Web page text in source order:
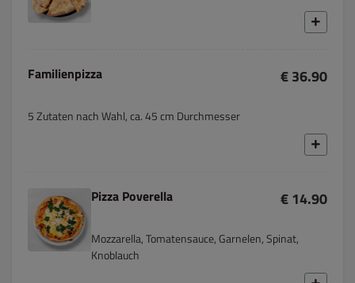
Familienpizza € 36.90
5 Zutaten nach Wahl, ca. 45 cm Durchmesser
Pizza Poverella € 14.90
Mozzarella, Tomatensauce, Garnelen, Spinat,
Knoblauch